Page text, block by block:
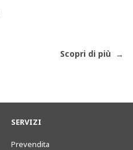
Scopri di più
SERVIZI
Prevendita